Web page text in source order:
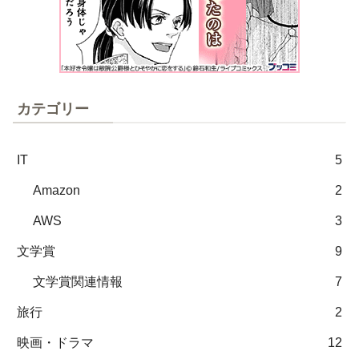
カテゴリー
IT 5
Amazon 2
AWS 3
文学賞 9
文学賞関連情報 7
旅行 2
映画・ドラマ 12